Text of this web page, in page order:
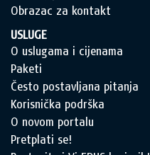
Obrazac za kontakt
USLUGE
O uslugama i cijenama
Paketi
Često postavljana pitanja
Korisnička podrška
O novom portalu
Pretplati se!